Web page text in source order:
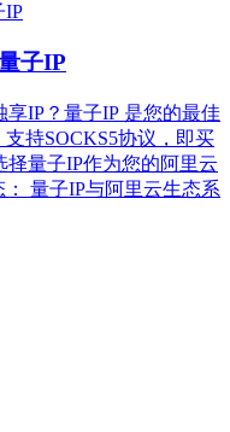
子IP
IP？量子IP 是您的最佳
持SOCKS5协议，即买
择量子IP作为您的阿里云
量子IP与阿里云生态系